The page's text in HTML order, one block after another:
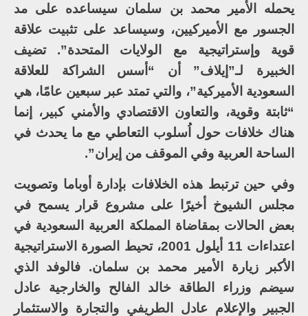
يحمله الأمير محمد بن سلمان سيساعده على مد
الجسور مع الأميركيين، وسيساعد على تثبيت علاقة
قوية وإستراتيجية مع الولايات المتحدة”. تضيف
الخبيرة لـ”إيلاف” أن “أسس الشراكة للعلاقة
السعودية الأميركية”، والتي تمتد عبر سبعين عامًا، هي
“ثابتة وقوية، والتعاون الاقتصادي والأمني كبير، إنما
هناك خلافات حول اُسلوب التعاطي مع ما يحدث في
الساحة العربية وفي الموقف من إيران”.
وفي حين ترتبط هذه الخلافات بإدارة أوباما وتصويت
مجلس الشيوخ أخيرًا على مشروع قرار يسمح في
بعض الحالات بمقاضاة المملكة العربية السعودية في
اعتداءات 11 أيلول 2001، تحيط الصورة الاستراتيجية
الأكبر زيارة الأمير محمد بن سلمان. فالوفد الذي
سيضم وزراء الطاقة خالد الفالح والخارجية عادل
الجبير والإعلام عادل الطريفي والتجارة والاستثمار